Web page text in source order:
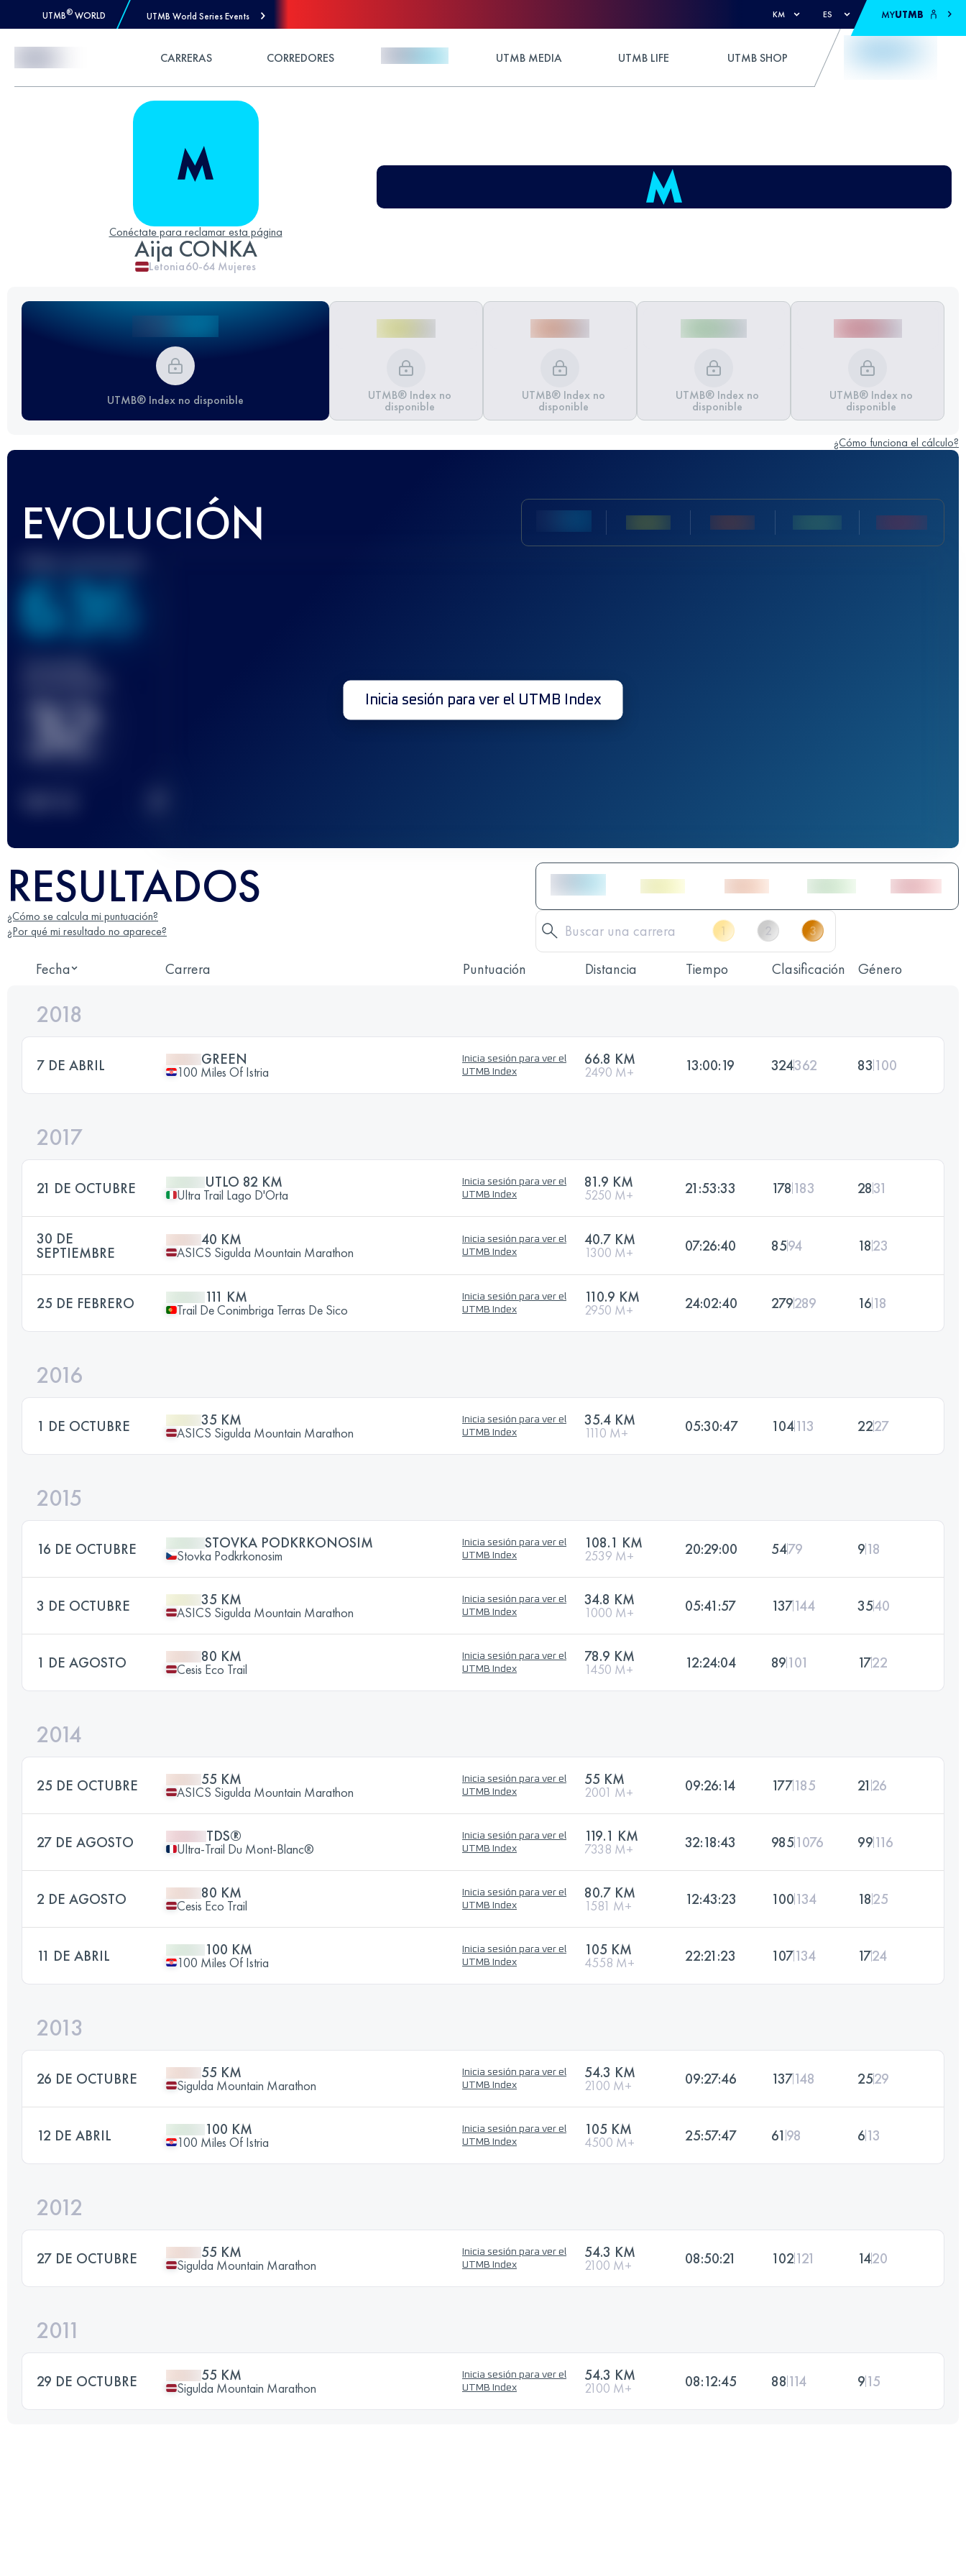
UTMB® WORLD UTMB World Series Events KM ES MYUTMB
CARRERAS CORREDORES UTMB MEDIA UTMB LIFE UTMB SHOP
Conéctate para reclamar esta página
Aija CONKA
Letonia60-64 Mujeres
UTMB® Index no disponible UTMB® Index no
disponible
UTMB® Index no
disponible
UTMB® Index no
disponible
UTMB® Index no
disponible
¿Cómo funciona el cálculo?
EVOLUCIÓN
636
32 Inicia sesión para ver el UTMB Index
RESULTADOS
¿Cómo se calcula mi puntuación?
¿Por qué mi resultado no aparece?
Fecha Carrera Puntuación Distancia Tiempo Clasificación Género
2018
7 DE ABRIL GREEN
100 Miles Of Istria
Inicia sesión para ver el
UTMB Index
66.8 KM
2490 M+ 13:00:19 324362 83 100
2017
21 DE OCTUBRE UTLO 82 KM
Ultra Trail Lago D'Orta
Inicia sesión para ver el
UTMB Index
81.9 KM
5250 M+ 21:53:33 178 183 2831
30 DE
SEPTIEMBRE
40 KM
ASICS Sigulda Mountain Marathon
Inicia sesión para ver el
UTMB Index
40.7 KM
1300 M+ 07:26:40 8594 1823
25 DE FEBRERO 111 KM
Trail De Conimbriga Terras De Sico
Inicia sesión para ver el
UTMB Index
110.9 KM
2950 M+ 24:02:40 279289 1618
2016
1 DE OCTUBRE 35 KM
ASICS Sigulda Mountain Marathon
Inicia sesión para ver el
UTMB Index
35.4 KM
1110 M+ 05:30:47 104113 2227
2015
16 DE OCTUBRE STOVKA PODKRKONOSIM
Stovka Podkrkonosim
Inicia sesión para ver el
UTMB Index
108.1 KM
2539 M+ 20:29:00 5479 918
3 DE OCTUBRE 35 KM
ASICS Sigulda Mountain Marathon
Inicia sesión para ver el
UTMB Index
34.8 KM
1000 M+ 05:41:57 137144 3540
1 DE AGOSTO 80 KM
Cesis Eco Trail
Inicia sesión para ver el
UTMB Index
78.9 KM
1450 M+ 12:24:04 89101 1722
2014
25 DE OCTUBRE 55 KM
ASICS Sigulda Mountain Marathon
Inicia sesión para ver el
UTMB Index
55 KM
2001 M+ 09:26:14 177185 21 26
27 DE AGOSTO TDS®
Ultra-Trail Du Mont-Blanc®
Inicia sesión para ver el
UTMB Index
119.1 KM
7338 M+ 32:18:43 9851076 99116
2 DE AGOSTO 80 KM
Cesis Eco Trail
Inicia sesión para ver el
UTMB Index
80.7 KM
1581 M+ 12:43:23 100134 1825
11 DE ABRIL 100 KM
100 Miles Of Istria
Inicia sesión para ver el
UTMB Index
105 KM
4558 M+ 22:21:23 107134 1724
2013
26 DE OCTUBRE 55 KM
Sigulda Mountain Marathon
Inicia sesión para ver el
UTMB Index
54.3 KM
2100 M+ 09:27:46 137148 2529
12 DE ABRIL 100 KM
100 Miles Of Istria
Inicia sesión para ver el
UTMB Index
105 KM
4500 M+ 25:57:47 61 98 613
2012
27 DE OCTUBRE 55 KM
Sigulda Mountain Marathon
Inicia sesión para ver el
UTMB Index
54.3 KM
2100 M+ 08:50:21 102121 1420
2011
29 DE OCTUBRE 55 KM
Sigulda Mountain Marathon
Inicia sesión para ver el
UTMB Index
54.3 KM
2100 M+ 08:12:45 88 114 915